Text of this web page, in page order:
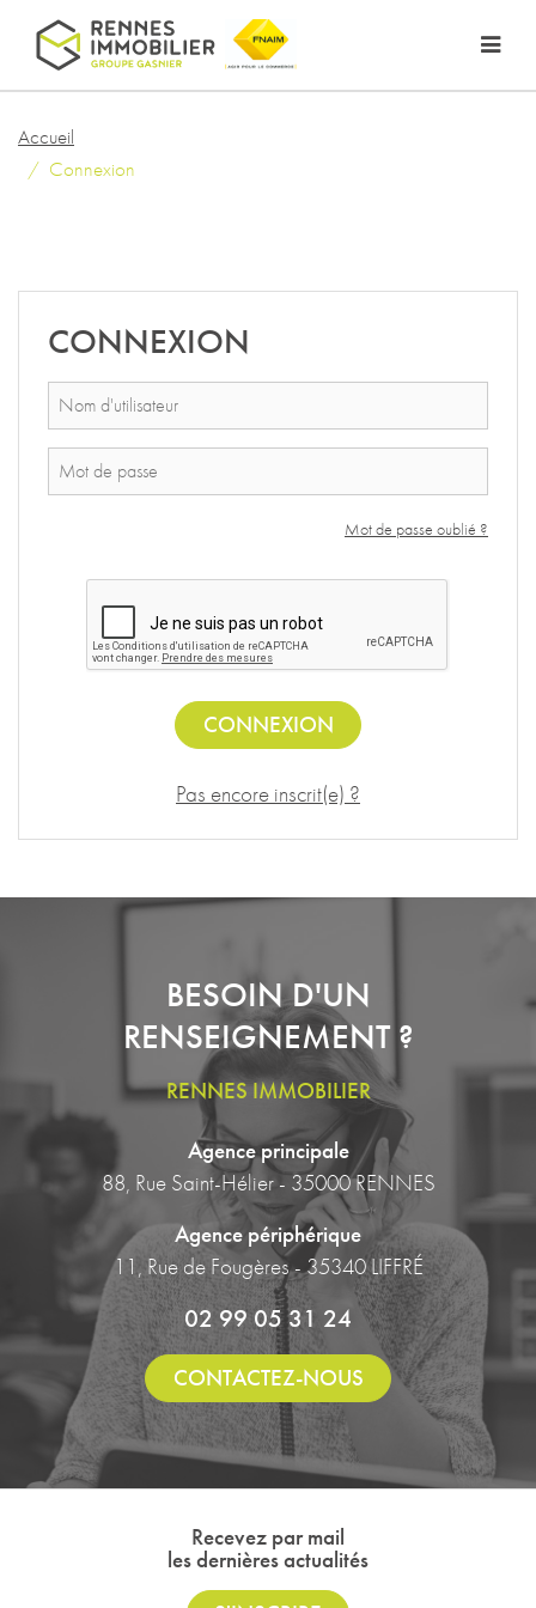
Accueil
Connexion
CONNEXION
Mot de passe oublié ?
CONNEXION
Pas encore inscrit(e) ?
BESOIN D'UN
RENSEIGNEMENT ?
RENNES IMMOBILIER
Agence principale
88, Rue Saint-Hélier - 35000 RENNES
Agence périphérique
11, Rue de Fougères - 35340 LIFFRÉ
02 99 05 31 24
CONTACTEZ-NOUS
Recevez par mail
les dernières actualités